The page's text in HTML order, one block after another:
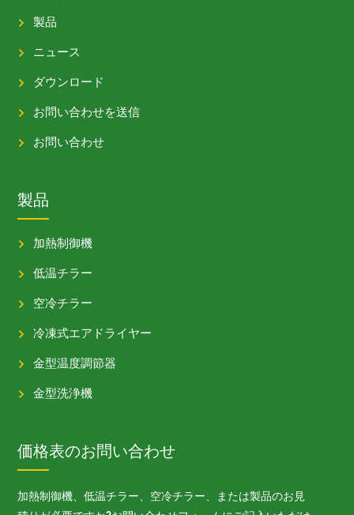
製品
ニュース
ダウンロード
お問い合わせを送信
お問い合わせ
製品
加熱制御機
低温チラー
空冷チラー
冷凍式エアドライヤー
金型温度調節器
金型洗浄機
価格表のお問い合わせ
加熱制御機、低温チラー、空冷チラー、または製品のお見